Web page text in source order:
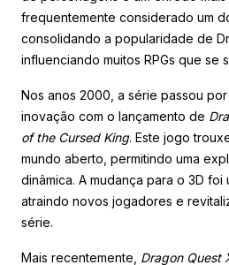
frequentemente considerado um
consolidando a popularidade de
influenciando muitos RPGs que se
Nos anos 2000, a série passou
inovação com o lançamento de
of the Cursed King. Este jogo
mundo aberto, permitindo uma
dinâmica. A mudança para o 3D foi
atraindo novos jogadores e
série.
Mais recentemente, Dragon Quest